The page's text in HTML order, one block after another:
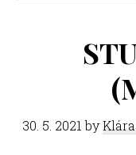
30. 5. 2021 by